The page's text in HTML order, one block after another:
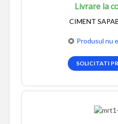
Livrare la
CIMENT
Produsul nu
SOLICITATI